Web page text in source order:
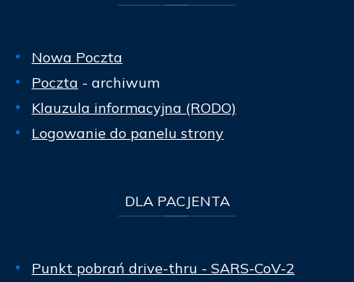
Nowa Poczta
Poczta - archiwum
Klauzula informacyjna (RODO)
Logowanie do panelu strony
DLAPACJENTA
Punkt pobrań drive-thru - SARS-CoV-2